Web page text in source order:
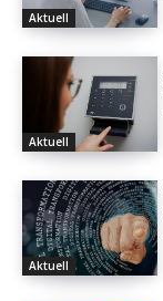
Aktuell
Aktuell
Aktuell